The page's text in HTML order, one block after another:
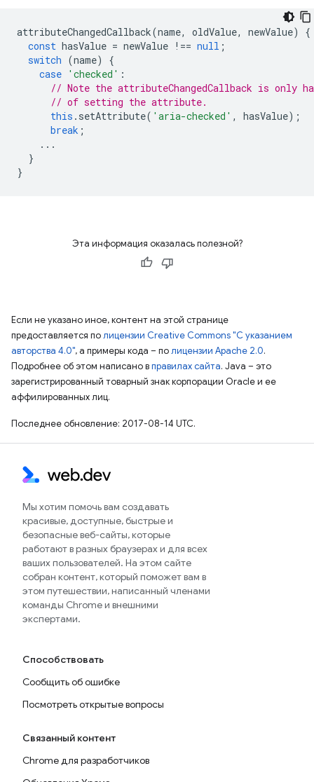
attributeChangedCallback(name, oldValue, newValue)
{
const hasValue = newValue !== null ;
switch (name)
{
case 'checked' :
// Note the attributeChangedCallback is only
// of setting the attribute.
this . setAttribute( 'aria-checked' , hasValue);
break ;
...
}
}
Эта информация оказалась полезной?
Если не указано иное, контент на этой странице
предоставляется полицензии Creative Commons "С указанием
авторства 4.0", а примеры кода – полицензии Apache 2.0.
Подробнее об этом написано вправилах сайта. Java – это
зарегистрированный товарный знак корпорации Oracle и ее
аффилированных лиц.
Последнее обновление: 2017-08-14 UTC.
Мы хотим помочь вам создавать
красивые, доступные, быстрые и
безопасные веб-сайты, которые
работают в разных браузерах и для всех
ваших пользователей. На этом сайте
собран контент, который поможет вам в
этом путешествии, написанный членами
команды Chrome и внешними
экспертами.
Способствовать
Сообщить об ошибке
Посмотреть открытые вопросы
Связанный контент
Chrome для разработчиков